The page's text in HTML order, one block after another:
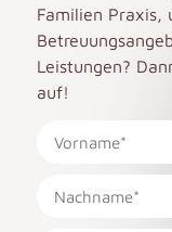
Familien Praxis,
Leistungen?
auf!